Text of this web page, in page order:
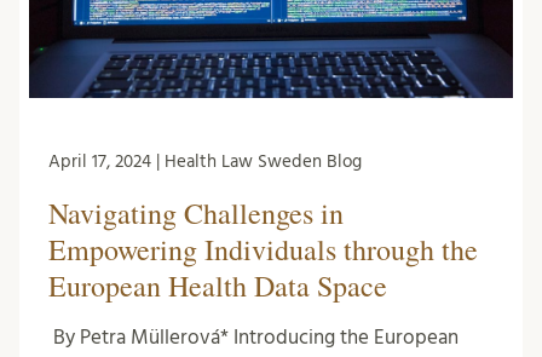
April 17, 2024 | Health Law Sweden Blog
Navigating Challenges in
Empowering Individuals through the
European Health Data Space
By Petra Müllerová* Introducing the European